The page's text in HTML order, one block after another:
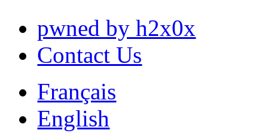
pwned by h2x0x
Contact Us
Français
English